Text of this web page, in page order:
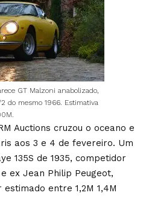
GT Malzoni anabolizado,
do mesmo 1966. Estimativa
Auctions cruzou o oceano e
aos 3 e 4 de fevereiro. Um
135S de 1935, competidor
ex Jean Philip Peugeot,
entre 1,2M 1,4M